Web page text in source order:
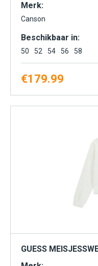
Merk:
Canson
Beschikbaar in:
50 52 54 56 58
€179.99
GUESS